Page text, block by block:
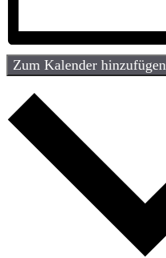
Zum Kalender hinzufügen